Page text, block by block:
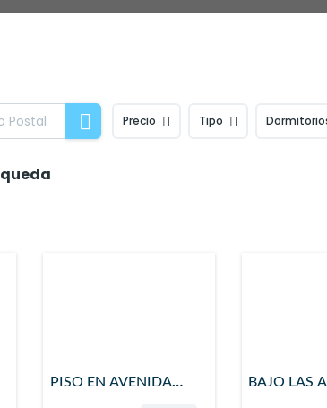
Precio Tipo
PISO EN AVENIDA
BAJO LAS